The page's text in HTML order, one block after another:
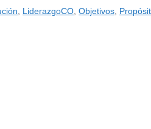
LiderazgoCO ,Objetivos